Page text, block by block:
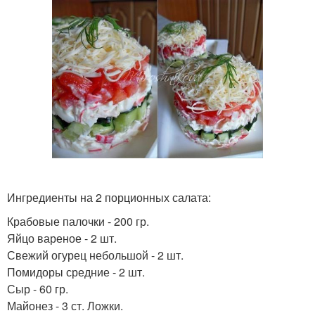
Ингредиенты на 2 порционных салата:
Крабовые палочки - 200 гр.
Яйцо вареное - 2 шт.
Свежий огурец небольшой - 2 шт.
Помидоры средние - 2 шт.
Сыр - 60 гр.
Майонез - 3 ст. Ложки.